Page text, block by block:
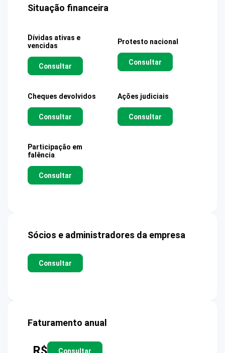
Situação financeira
Dívidas ativas e
vencidas
Consultar
Protesto nacional
Consultar
Cheques devolvidos
Consultar
Ações judiciais
Consultar
Participação em
falência
Consultar
Sócios e administradores da empresa
Consultar
Faturamento anual
Consultar